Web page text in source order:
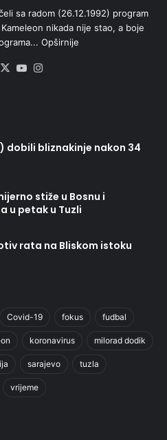
sa radom (26.12.1992) program
nikada nije stao, a boje
Opširnije
Facebook
X YouTube
dobili bliznakinje nakon 34
stiže u Bosnu i
u petak u Tuzli
rata na Bliskom istoku
Covid-19 fokus fudbal
koronavirus milorad dodik
sarajevo tuzla
vrijeme